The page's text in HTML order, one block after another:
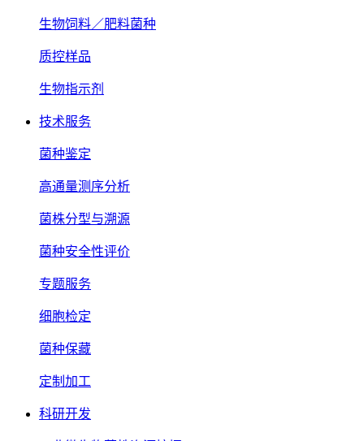
生物饲料／肥料菌种
质控样品
生物指示剂
技术服务
菌种鉴定
高通量测序分析
菌株分型与溯源
菌种安全性评价
专题服务
细胞检定
菌种保藏
定制加工
科研开发